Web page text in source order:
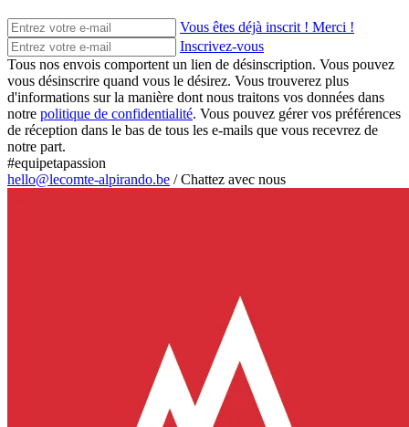
Vous êtes déjà inscrit ! Merci !
Inscrivez-vous
Tous nos envois comportent un lien de désinscription. Vous pouvez
vous désinscrire quand vous le désirez. Vous trouverez plus
d'informations sur la manière dont nous traitons vos données dans
notre politique de confidentialité. Vous pouvez gérer vos préférences
de réception dans le bas de tous les e-mails que vous recevrez de
notre part.
#equipetapassion
hello@lecomte-alpirando.be /Chattez avec nous